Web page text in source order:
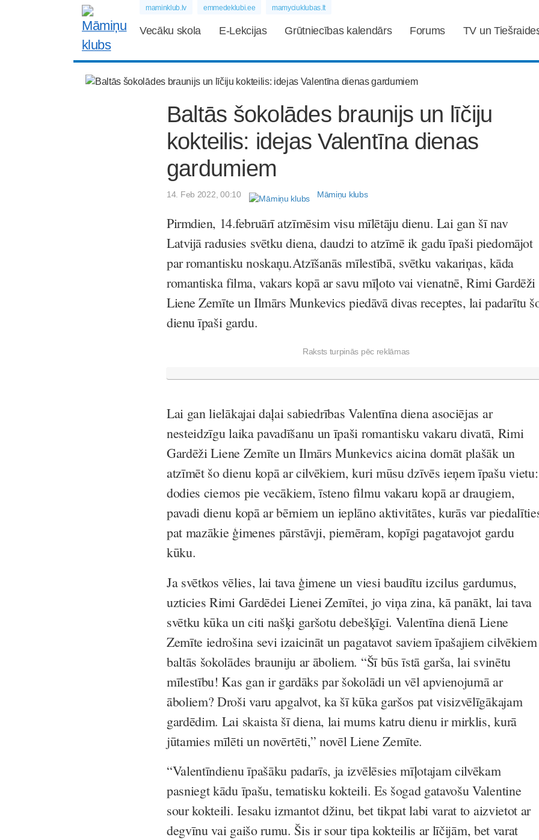
maminklub.lv emmedeklubi.ee mamyciuklubas.lt
Vecāku skola E-Lekcijas Grūtniecības kalendārs Forums TV un
Baltās šokolādes braunijs un līčiju
kokteilis: idejas Valentīna dienas
gardumiem
14. Feb 2022, 00:10 Māmiņu klubs
Pirmdien, 14.februārī atzīmēsim visu mīlētāju dienu. Lai gan šī nav
Latvijā radusies svētku diena, daudzi to atzīmē ik gadu īpaši piedomājot
par romantisku noskaņu.Atzīšanās mīlestībā, svētku vakariņas, kāda
romantiska filma, vakars kopā ar savu mīļoto vai vienatnē,Rimi Gardēži
Liene Zemīte un Ilmārs Munkevics piedāvā divas receptes, lai padarītu
dienu īpaši gardu.
Raksts turpinās pēc reklāmas
Lai gan lielākajai daļai sabiedrības Valentīna diena asociējas ar
nesteidzīgu laika pavadīšanu un īpaši romantisku vakaru divatā, Rimi
GardēžiLiene Zemīte un Ilmārs Munkevics aicina domāt plašāk un
atzīmēt šo dienu kopā ar cilvēkiem, kuri mūsu dzīvēs ieņem īpašu vietu:
dodies ciemos pie vecākiem, īsteno filmu vakaru kopā ar draugiem,
pavadi dienu kopā ar bērniem un ieplāno aktivitātes, kurās var
pat mazākie ģimenes pārstāvji, piemēram, kopīgi pagatavojot gardu
kūku.
Ja svētkos vēlies, lai tava ģimene un viesi baudītu izcilus gardumus,
uzticiesRimi Gardēdei Lienei Zemītei, jo viņa zina, kā panākt, lai tava
svētku kūka un citi našķi garšotu debešķīgi. Valentīna dienā Liene
Zemīte iedrošina sevi izaicināt un pagatavot saviem īpašajiem cilvēkiem
baltās šokolādes brauniju ar āboliem. “Šī būs īstā garša, lai svinētu
mīlestību! Kas gan ir gardāks par šokolādi un vēl apvienojumā ar
āboliem? Droši varu apgalvot, ka šī kūka garšos pat visizvēlīgākajam
gardēdim. Lai skaista šī diena, lai mums katru dienu ir mirklis, kurā
jūtamies mīlēti un novērtēti,” novēl Liene Zemīte.
“Valentīndienu īpašāku padarīs, ja izvēlēsies mīļotajam cilvēkam
pasniegt kādu īpašu, tematisku kokteili. Es šogad gatavošuValentine
sourkokteili. Iesaku izmantot džinu, bet tikpat labi varat to aizvietot ar
degvīnu vai gaišo rumu. Šis irsourtipa kokteilis ar līčijām, bet varat